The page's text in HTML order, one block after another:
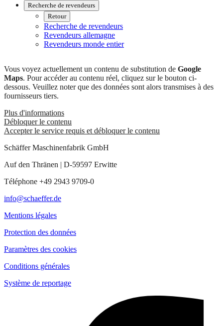
Recherche de revendeurs
Retour
Recherche de revendeurs
Revendeurs allemagne
Revendeurs monde entier
Vous voyez actuellement un contenu de substitution de Google
Maps. Pour accéder au contenu réel, cliquez sur le bouton ci-
dessous. Veuillez noter que des données sont alors transmises à des
fournisseurs tiers.
Plus d'informations
Débloquer le contenu
Accepter le service requis et débloquer le contenu
Schäffer Maschinenfabrik GmbH
Auf den Thränen | D-59597 Erwitte
Téléphone +49 2943 9709-0
info@schaeffer.de
Mentions légales
Protection des données
Paramètres des cookies
Conditions générales
Système de reportage